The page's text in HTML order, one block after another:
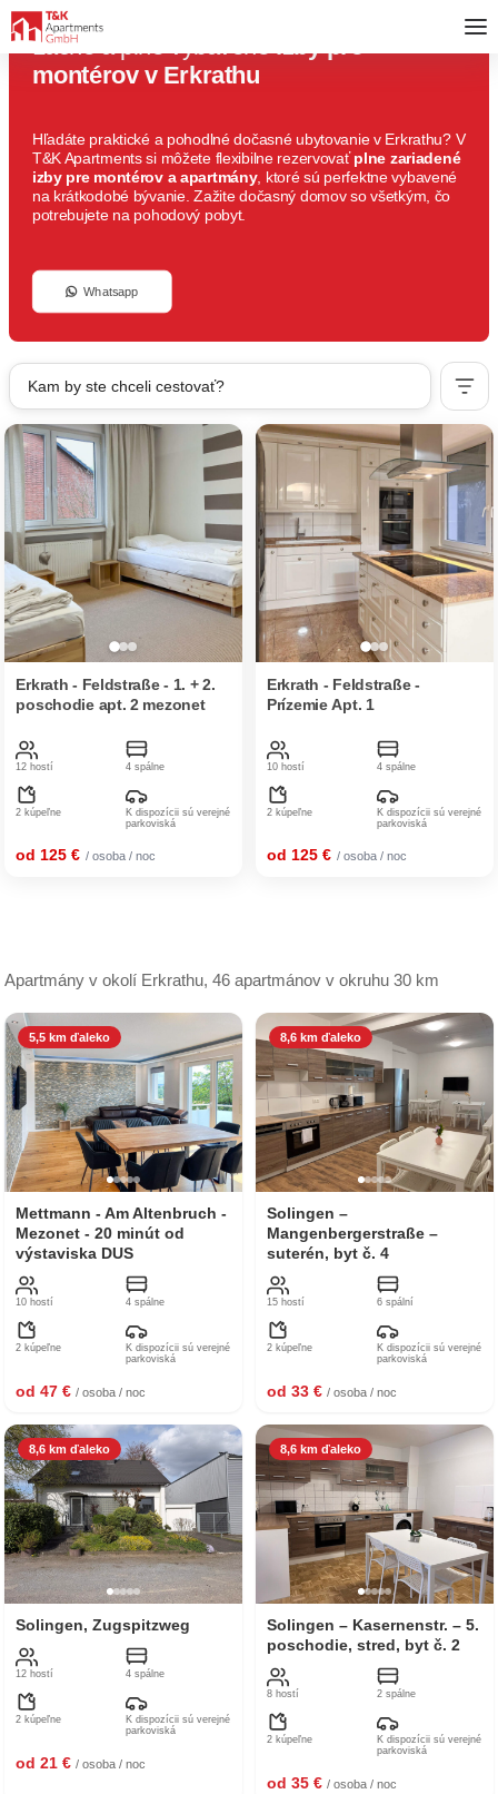
Lacné a plne vybavenéizby pre
montérov v Erkrathu
Hľadáte praktické a pohodlné dočasné ubytovanie v Erkrathu? V
T&K Apartments si môžete flexibilne rezervovaťplne zariadené
izby pre montérov a apartmány, ktoré sú perfektne vybavené
na krátkodobé bývanie. Zažite dočasný domov so všetkým, čo
potrebujete na pohodový pobyt.
Whatsapp
Kam by ste chceli cestovať?
Erkrath - Feldstraße - 1. + 2.
poschodie apt. 2 mezonet
12 hostí 4 spálne
2 kúpeľne
K dispozícii sú verejné
parkoviská
od 125 € / osoba / noc
Erkrath - Feldstraße -
Prízemie Apt. 1
10 hostí 4 spálne
2 kúpeľne
K dispozícii sú verejné
parkoviská
od 125 € / osoba / noc
Apartmány v okolí Erkrathu, 46 apartmánov v okruhu 30 km
5,5 km ďaleko
Mettmann - Am Altenbruch -
Mezonet - 20 minút od
výstaviska DUS
10 hostí 4 spálne
2 kúpeľne
K dispozícii sú verejné
parkoviská
od 47 € / osoba / noc
8,6 km ďaleko
Solingen –
Mangenbergerstraße –
suterén, byt č. 4
15 hostí 6 spální
2 kúpeľne
K dispozícii sú verejné
parkoviská
od 33 € / osoba / noc
8,6 km ďaleko
Solingen, Zugspitzweg
12 hostí 4 spálne
2 kúpeľne
K dispozícii sú verejné
parkoviská
od 21 € / osoba / noc
8,6 km ďaleko
Solingen – Kasernenstr. – 5.
poschodie, stred, byt č. 2
8 hostí 2 spálne
2 kúpeľne
K dispozícii sú verejné
parkoviská
od 35 € / osoba / noc